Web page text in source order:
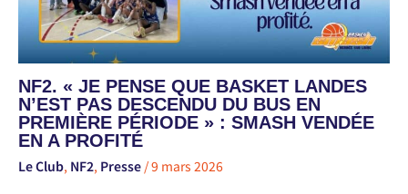
NF2. « JE PENSE QUE BASKET LANDES
N’EST PAS DESCENDU DU BUS EN
PREMIÈRE PÉRIODE » : SMASH VENDÉE
EN A PROFITÉ
Le Club, NF2, Presse /9 mars 2026